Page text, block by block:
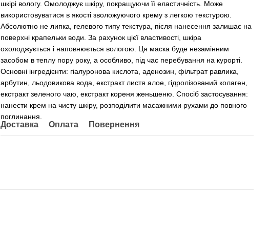
шкірі вологу. Омолоджує шкіру, покращуючи її еластичність. Може
використовуватися в якості зволожуючого крему з легкою текстурою.
Абсолютно не липка, гелевого типу текстура, після нанесення залишає на
поверхні крапельки води. За рахунок цієї властивості, шкіра
охолоджується і наповнюється вологою. Ця маска буде незамінним
засобом в теплу пору року, а особливо, під час перебування на курорті.
Основні інгредієнти: гіалуронова кислота, аденозин, фільтрат равлика,
арбутин, льодовикова вода, екстракт листя алое, гідролізований колаген,
екстракт зеленого чаю, екстракт кореня женьшеню. Спосіб застосування:
нанести крем на чисту шкіру, розподілити масажними рухами до повного
поглинання.
Доставка Оплата Повернення